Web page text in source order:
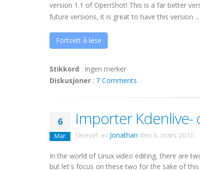
version 1.1 of OpenShot! This is a far better
future versions, it is great to have this version ...
Fortsett å lese
Stikkord : Ingen merker
Diskusjoner : 7 Comments
6
Mar
Importer Kdenlive-
Skrevet av Jonathan den 6. mars 2010 .
In the world of Linux video editing, there are
but let's focus on these two for the sake of this